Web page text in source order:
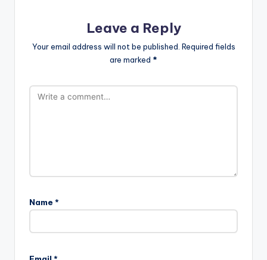
Leave a Reply
Your email address will not be published. Required fields
are marked *
Name *